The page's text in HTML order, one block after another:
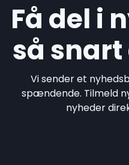
Få del i
så
Vi sender et
spændende. Tilmeld
nyheder